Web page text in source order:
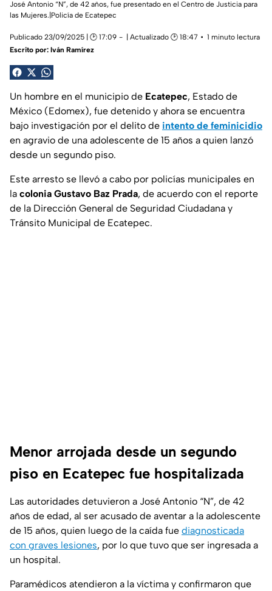
José Antonio “N”, de 42 años, fue presentado en el Centro de Justicia para
las Mujeres.|Policía de Ecatepec
Publicado 23/09/2025 | 🕑 17:09 | Actualizado 🕑 18:47
1 minuto lectura
Escrito por: Iván Ramírez
Un hombre en el municipio de Ecatepec, Estado de
México (Edomex), fue detenido y ahora se encuentra
bajo investigación por el delito de intento de feminicidio
en agravio de una adolescente de 15 años a quien lanzó
desde un segundo piso.
Este arresto se llevó a cabo por policías municipales en
la colonia Gustavo Baz Prada, de acuerdo con el reporte
de la Dirección General de Seguridad Ciudadana y
Tránsito Municipal de Ecatepec.
Menor arrojada desde un segundo
piso en Ecatepec fue hospitalizada
Las autoridades detuvieron a José Antonio “N”, de 42
años de edad, al ser acusado de aventar a la adolescente
de 15 años, quien luego de la caída fue diagnosticada
con graves lesiones, por lo que tuvo que ser ingresada a
un hospital.
Paramédicos atendieron a la víctima y confirmaron que